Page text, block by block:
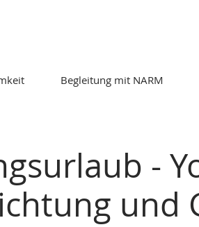
Begleitung mit NARM
-
und